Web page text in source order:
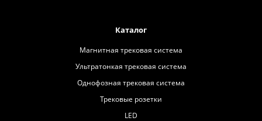
Каталог
Магнитная трековая система
Ультратонкая трековая система
Однофозная трековая система
Трековые розетки
LED